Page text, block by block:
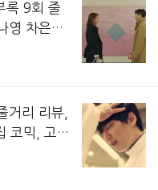
록 9회 줄
영 차은호
묘한 이
해놓는 노트에요 ! 지난 회, 단이(이나
거리 리뷰,
코믹, 고준
에요 ! 지난 회, 김신부(김남길 분)가 경